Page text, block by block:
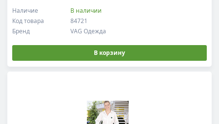
Код товара 84721
Наличие В наличии
Бренд VAG Одежда
В корзину